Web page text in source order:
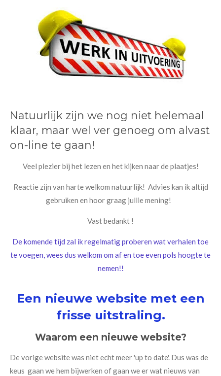
Natuurlijk zijn we nog niet helemaal
klaar, maar wel ver genoeg om alvast
on-line te gaan!
Veel plezier bij het lezen en het kijken naar de plaatjes!
Reactie zijn van harte welkom natuurlijk! Advies kan ik altijd
gebruiken en hoor graag jullie mening!
Vast bedankt !
De komende tijd zal ik regelmatig proberen wat verhalen toe
te voegen, wees dus welkom om af en toe even pols hoogte te
nemen!!
Een nieuwe website met een
frisse uitstraling.
Waarom een nieuwe website?
De vorige website was niet echt meer 'up to date'. Dus was de
keus gaan we hem bijwerken of gaan we er wat nieuws van